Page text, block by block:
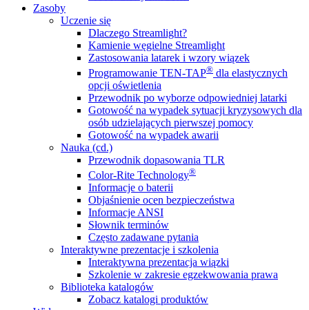
Zasoby
Uczenie się
Dlaczego Streamlight?
Kamienie węgielne Streamlight
Zastosowania latarek i wzory wiązek
Programowanie TEN-TAP® dla elastycznych
opcji oświetlenia
Przewodnik po wyborze odpowiedniej latarki
Gotowość na wypadek sytuacji kryzysowych dla
osób udzielających pierwszej pomocy
Gotowość na wypadek awarii
Nauka (cd.)
Przewodnik dopasowania TLR
Color-Rite Technology®
Informacje o baterii
Objaśnienie ocen bezpieczeństwa
Informacje ANSI
Słownik terminów
Często zadawane pytania
Interaktywne prezentacje i szkolenia
Interaktywna prezentacja wiązki
Szkolenie w zakresie egzekwowania prawa
Biblioteka katalogów
Zobacz katalogi produktów